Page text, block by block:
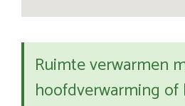
Ruimte verwarmen
hoofdverwarming of